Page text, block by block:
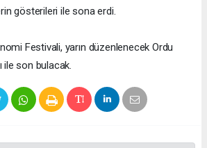
gösterileri ile sona erdi.
Festivali, yarın düzenlenecek Ordu
ile son bulacak.